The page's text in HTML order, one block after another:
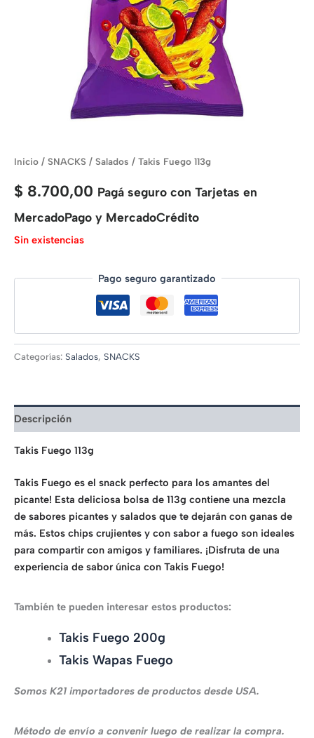
Inicio / SNACKS / Salados / Takis Fuego 113g
$ 8.700,00 Pagá seguro con Tarjetas en
MercadoPago y MercadoCrédito
Sin existencias
Pago seguro garantizado
Categorías: Salados, SNACKS
Descripción
Takis Fuego 113g
Takis Fuego es el snack perfecto para los amantes del
picante! Esta deliciosa bolsa de 113g contiene una mezcla
de sabores picantes y salados que te dejarán con ganas de
más. Estos chips crujientes y con sabor a fuego son ideales
para compartir con amigos y familiares. ¡Disfruta de una
experiencia de sabor única con Takis Fuego!
También te pueden interesar estos productos:
Takis Fuego 200g
Takis Wapas Fuego
Somos K21 importadores de productos desde USA.
Método de envío a convenir luego de realizar la compra.